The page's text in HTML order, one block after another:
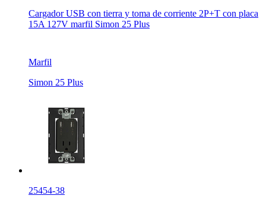
Cargador USB con tierra y toma de corriente 2P+T con placa
15A 127V marfil Simon 25 Plus
Marfil
Simon 25 Plus
25454-38